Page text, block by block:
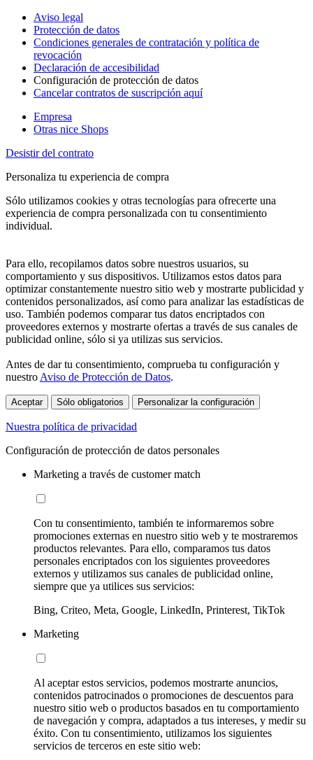
Aviso legal
Protección de datos
Condiciones generales de contratación y política de
revocación
Declaración de accesibilidad
Configuración de protección de datos
Cancelar contratos de suscripción aquí
Empresa
Otras nice Shops
Desistir del contrato
Personaliza tu experiencia de compra
Sólo utilizamos cookies y otras tecnologías para ofrecerte una
experiencia de compra personalizada con tu consentimiento
individual.
Para ello, recopilamos datos sobre nuestros usuarios, su
comportamiento y sus dispositivos. Utilizamos estos datos para
optimizar constantemente nuestro sitio web y mostrarte publicidad y
contenidos personalizados, así como para analizar las estadísticas de
uso. También podemos comparar tus datos encriptados con
proveedores externos y mostrarte ofertas a través de sus canales de
publicidad online, sólo si ya utilizas sus servicios.
Antes de dar tu consentimiento, comprueba tu configuración y
nuestro Aviso de Protección de Datos.
Aceptar Sólo obligatorios Personalizar la configuración
Nuestra política de privacidad
Configuración de protección de datos personales
Marketing a través de customer match
Con tu consentimiento, también te informaremos sobre
promociones externas en nuestro sitio web y te mostraremos
productos relevantes. Para ello, comparamos tus datos
personales encriptados con los siguientes proveedores
externos y utilizamos sus canales de publicidad online,
siempre que ya utilices sus servicios:
Bing, Criteo, Meta, Google, LinkedIn, Printerest, TikTok
Marketing
Al aceptar estos servicios, podemos mostrarte anuncios,
contenidos patrocinados o promociones de descuentos para
nuestro sitio web o productos basados en tu comportamiento
de navegación y compra, adaptados a tus intereses, y medir su
éxito. Con tu consentimiento, utilizamos los siguientes
servicios de terceros en este sitio web: